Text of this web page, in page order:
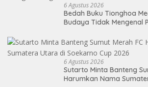
6 Agustus 2026
Bedah Buku Tionghoa
Budaya Tidak Mengenal
6 Agustus 2026
Sutarto Minta Banteng
Harumkan Nama